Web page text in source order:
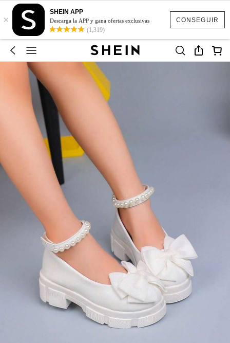
CONSEGUIR
×
SHEIN APP
Descarga la APP y gana ofertas exclusivas
(1,319)